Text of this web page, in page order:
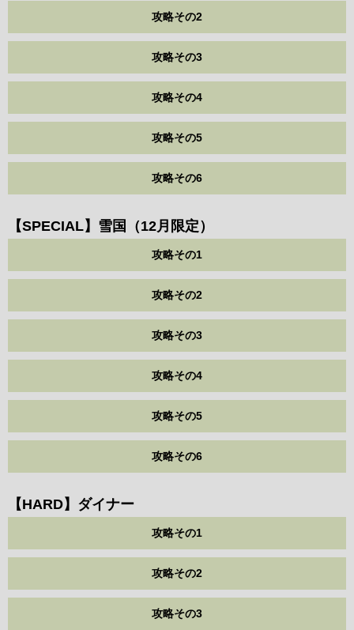
攻略その2
攻略その3
攻略その4
攻略その5
攻略その6
【SPECIAL】雪国（12月限定）
攻略その1
攻略その2
攻略その3
攻略その4
攻略その5
攻略その6
【HARD】ダイナー
攻略その1
攻略その2
攻略その3